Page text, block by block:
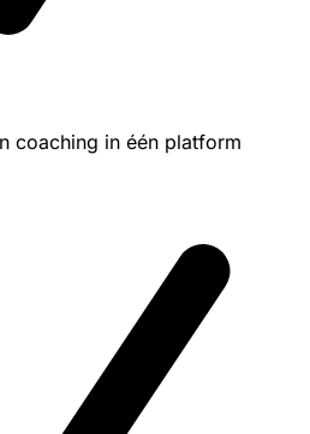
coaching in één platform